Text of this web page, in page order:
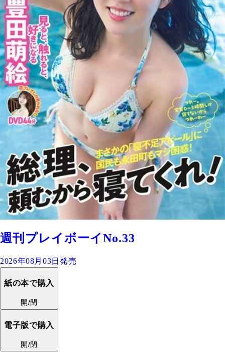
週刊プレイボーイNo.33
2026年08月03日発売
紙の本で購入
開/閉
電子版で購入
開/閉